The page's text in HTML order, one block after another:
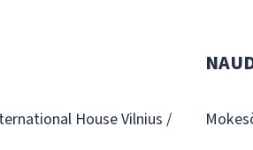
House Vilnius /